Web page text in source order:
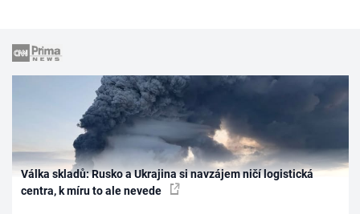
Válka skladů: Rusko a Ukrajina si navzájem ničí logistická
centra, k míru to ale nevede